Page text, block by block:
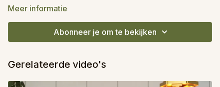
Meer informatie
Abonneer je om te bekijken
Gerelateerde video's